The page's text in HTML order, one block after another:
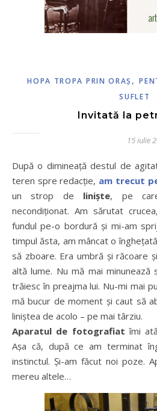
HOPA TROPA PRIN ORAŞ ,
SUFLET
Invitată la
15 iulie
După o dimineaţă destul de agitată, la întoarcerea de pe
teren spre redacţie, am trecut
un strop de linişte, pe
necondiţionat. Am sărutat
fundul pe-o bordură şi mi-am
timpul ăsta, am mâncat o
să zboare. Era umbră şi răcoare
altă lume. Nu mă mai
trăiesc în preajma lui. Nu-mi mai
mă bucur de moment şi caut să
liniştea de acolo – pe mai târziu.
Aparatul de fotografiat îmi
Aşa că, după ce am terminat
instinctul. Şi-am făcut noi poze.
mereu altele…